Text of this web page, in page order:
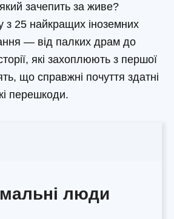
зачепить за живе?
з 25 найкращих іноземних
— від палких драм до
які захоплюють з першої
що справжні почуття здатні
перешкоди.
люди